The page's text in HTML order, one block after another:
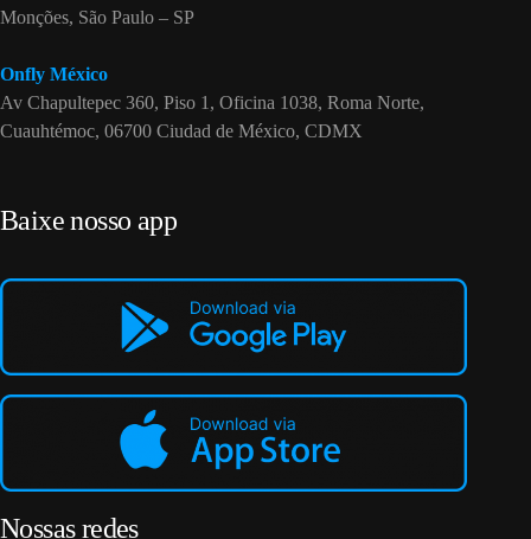
Monções, São Paulo – SP
Onfly México
Av Chapultepec 360, Piso 1, Oficina 1038, Roma Norte,
Cuauhtémoc, 06700 Ciudad de México, CDMX
Baixe nosso app
Nossas redes